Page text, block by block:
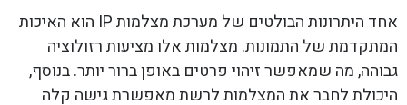
אחד היתרונות הבולטים של מערכת מצלמות IP הוא האיכות
המתקדמת של התמונות. מצלמות אלו מציעות רזולוציה
גבוהה, מה שמאפשר זיהוי פרטים באופן ברור יותר. בנוסף,
היכולת לחבר את המצלמות לרשת מאפשרת גישה קלה